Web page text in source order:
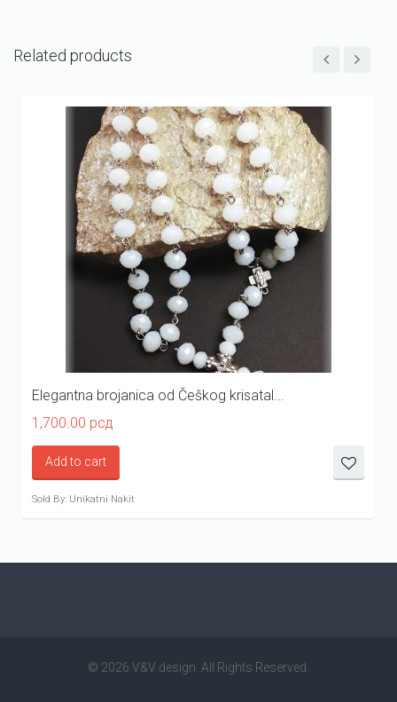
Related products
Elegantna brojanica od Češkog krisatal...
1,700.00 рсд
Add to cart
Sold By: Unikatni Nakit
© 2026 V&V design. All Rights Reserved.